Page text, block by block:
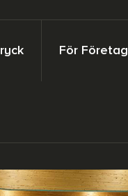
För Företag